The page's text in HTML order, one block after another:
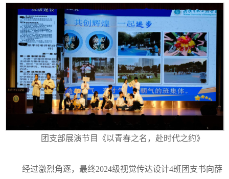
团支部展演节目《以青春之名，赴时代之约》
经过激烈角逐，最终2024级视觉传达设计4班团支书向薛